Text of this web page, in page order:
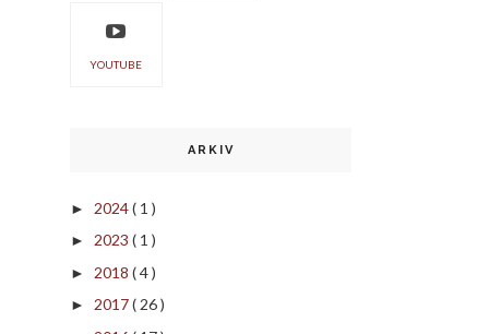
YOUTUBE
ARKIV
► 2024( 1 )
► 2023 ( 1 )
► 2018 ( 4 )
► 2017( 26 )